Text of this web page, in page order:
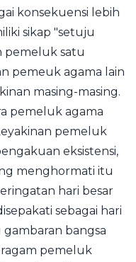
konsekuensi lebih
sikap "setuju
pemeluk satu
pemeuk agama lain
masing-masing.
pemeluk agama
pemeluk
eksistensi,
menghormati itu
hari besar
sebagai hari
gambaran bangsa
pemeluk